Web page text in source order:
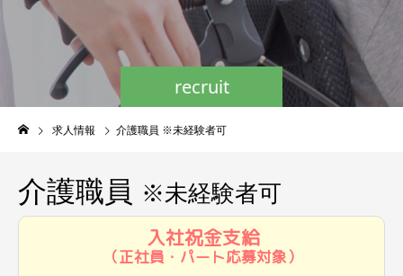
recruit
求人情報 介護職員 ※未経験者可
介護職員 ※未経験者可
入社祝金支給
（正社員・パート応募対象）